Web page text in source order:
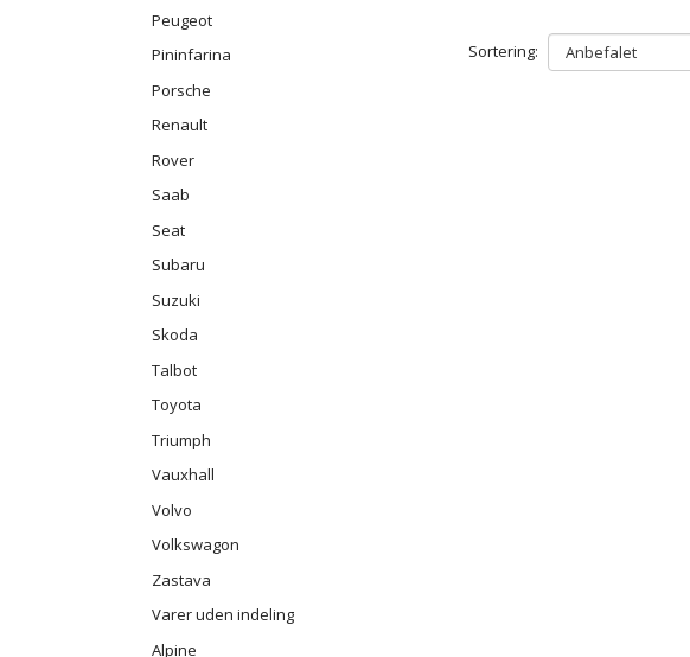
Peugeot
Pininfarina
Porsche
Renault
Rover
Saab
Seat
Subaru
Suzuki
Skoda
Talbot
Toyota
Triumph
Vauxhall
Volvo
Volkswagon
Zastava
Varer uden indeling
Alpine
Sortering: